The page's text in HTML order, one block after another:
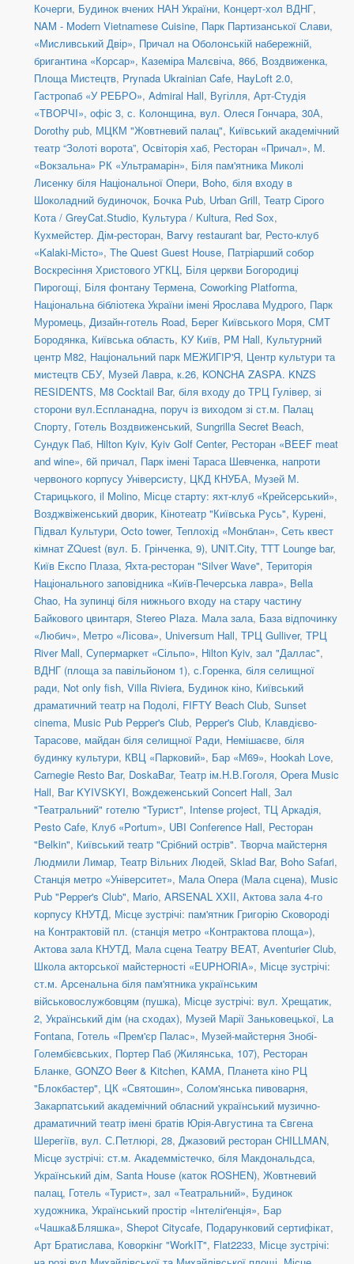
Кочерги, Будинок вчених НАН України, Концерт-хол ВДНГ,
NAM - Modern Vietnamese Cuisine, Парк Партизанської Слави,
«Мисливський Двір», Причал на Оболонській набережній,
бригантина «Корсар», Каземіра Малєвіча, 86б, Воздвиженка,
Площа Мистецтв, Prynada Ukrainian Cafe, HayLoft 2.0,
Гастропаб «У РЕБРО», Admiral Hall, Вугілля, Арт-Студія
«ТВОРЧІ», офіс 3, с. Колонщина, вул. Олеся Гончара, 30А,
Dorothy pub, МЦКМ "Жовтневий палац", Київський академічний
театр “Золоті ворота”, Освіторія хаб, Ресторан «Причал», М.
«Вокзальна» РК «Ультрамарін», Біля пам'ятника Миколі
Лисенку біля Національної Опери, Boho, біля входу в
Шоколадний будиночок, Бочка Pub, Urban Grill, Театр Сірого
Кота / GreyCat.Studio, Культура / Kultura, Red Sox,
Кухмейстер. Дім-ресторан, Barvy restaurant bar, Ресто-клуб
«Kalaki-Місто», The Quest Guest House, Патріарший собор
Воскресіння Христового УГКЦ, Біля церкви Богородиці
Пирогощі, Біля фонтану Термена, Coworking Platforma,
Національна бібліотека України імені Ярослава Мудрого, Парк
Муромець, Дизайн-готель Road, Берег Київського Моря, СМТ
Бородянка, Київська область, КУ Київ, PM Hall, Культурний
центр М82, Національний парк МЕЖИГІР'Я, Центр культури та
мистецтв СБУ, Музей Лавра, к.26, KONCHA ZASPA. KNZS
RESIDENTS, M8 Cocktail Bar, біля входу до ТРЦ Гулівер, зі
сторони вул.Еспланадна, поруч із виходом зі ст.м. Палац
Спорту, Готель Воздвиженський, Sungrilla Secret Beach,
Сундук Паб, Hilton Kyiv, Kyiv Golf Center, Ресторан «BEEF meat
and wine», 6й причал, Парк імені Тараса Шевченка, напроти
червоного корпусу Універсисту, ЦКД КНУБА, Музей М.
Старицького, il Molino, Місце старту: яхт-клуб «Крейсерський»,
Возджвіженський дворик, Кінотеатр "Київська Русь", Курені,
Підвал Культури, Octo tower, Теплохід «Монблан», Сеть квест
кімнат ZQuest (вул. Б. Грінченка, 9), UNIT.City, TTT Lounge bar,
Київ Експо Плаза, Яхта-ресторан "Silver Wave", Територія
Національного заповідника «Київ-Печерська лавра», Bella
Chao, На зупинці біля нижнього входу на стару частину
Байкового цвинтаря, Stereo Plaza. Мала зала, База відпочинку
«Любич», Метро «Лісова», Universum Hall, ТРЦ Gulliver, ТРЦ
River Mall, Супермаркет «Сільпо», Hilton Kyiv, зал "Даллас",
ВДНГ (площа за павільйоном 1), с.Горенка, біля селищної
ради, Not only fish, Villa Riviera, Будинок кіно, Київський
драматичний театр на Подолі, FIFTY Beach Club, Sunset
cinema, Music Pub Pepper's Club, Pepper's Club, Клавдієво-
Тарасове, майдан біля селищної Ради, Немішаєве, біля
будинку культури, КВЦ «Парковий», Бар «М69», Hookah Love,
Carnegie Resto Bar, DoskaBar, Театр ім.Н.В.Гоголя, Opera Music
Hall, Bar KYIVSKYI, Вождеженський Concert Hall, Зал
"Театральний" готелю "Турист", Intense project, ТЦ Аркадія,
Pesto Cafe, Клуб «Portum», UBI Conference Hall, Ресторан
"Belkin", Київський театр "Срібний острів". Творча майстерня
Людмили Лимар, Театр Вільних Людей, Sklad Bar, Boho Safari,
Станція метро «Університет», Мала Опера (Мала сцена), Music
Pub "Pepper's Club", Mario, ARSENAL XXII, Актова зала 4-го
корпусу КНУТД, Місце зустрічі: пам'ятник Григорію Сковороді
на Контрактовій пл. (станція метро «Контрактова площа»),
Актова зала КНУТД, Мала сцена Театру BEAT, Aventurier Club,
Школа акторської майстерності «EUPHORIA», Місце зустрічі:
ст.м. Арсенальна біля пам'ятника українським
військовослужбовцям (пушка), Місце зустрічі: вул. Хрещатик,
2, Український дім (на сходах), Музей Марії Заньковецької, La
Fontana, Готель «Прем'єр Палас», Музей-майстерня Знобі-
Голембієвських, Портер Паб (Жилянська, 107), Ресторан
Бланке, GONZO Beer & Kitchen, KAMA, Планета кіно РЦ
"Блокбастер", ЦК «Святошин», Солом'янська пивоварня,
Закарпатський академічний обласний український музично-
драматичний театр імені братів Юрія-Августина та Євгена
Шерегіїв, вул. С.Петлюрі, 28, Джазовий ресторан CHILLMAN,
Місце зустрічі: ст.м. Академмістечко, біля Макдональдса,
Український дім, Santa House (каток ROSHEN), Жовтневий
палац, Готель «Турист», зал «Театральний», Будинок
художника, Український простір «Інтеліґенція», Бар
«Чашка&Бляшка», Shepot Citycafe, Подарунковий сертифікат,
Арт Братислава, Коворкінг "WorkIT", Flat2233, Місце зустрічі: